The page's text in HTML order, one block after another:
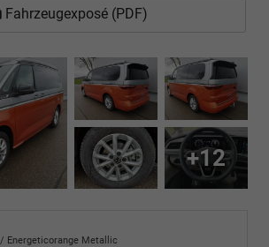
Fahrzeugexposé (PDF)
+12
Energeticorange Metallic